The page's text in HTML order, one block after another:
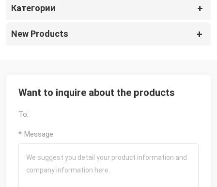
Категории
New Products
Want to inquire about the products
To:
* Message